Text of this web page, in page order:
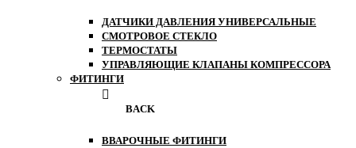
ДАТЧИКИ ДАВЛЕНИЯ УНИВЕРСАЛЬНЫЕ
СМОТРОВОЕ СТЕКЛО
ТЕРМОСТАТЫ
УПРАВЛЯЮЩИЕ КЛАПАНЫ КОМПРЕССОРА
ФИТИНГИ
BACK
ВВАРОЧНЫЕ ФИТИНГИ